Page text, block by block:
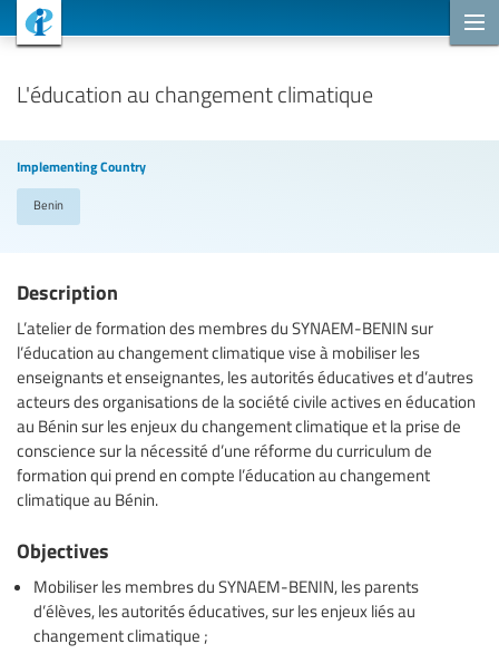
L'éducation au changement climatique
Implementing Country
Benin
Description
L’atelier de formation des membres du SYNAEM-BENIN sur
l’éducation au changement climatique vise à mobiliser les
enseignants et enseignantes, les autorités éducatives et d’autres
acteurs des organisations de la société civile actives en éducation
au Bénin sur les enjeux du changement climatique et la prise de
conscience sur la nécessité d’une réforme du curriculum de
formation qui prend en compte l’éducation au changement
climatique au Bénin.
Objectives
Mobiliser les membres du SYNAEM-BENIN, les parents
d’élèves, les autorités éducatives, sur les enjeux liés au
changement climatique ;